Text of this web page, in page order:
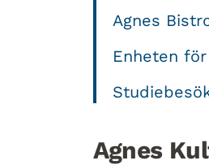
Agnes
Enheten
Agnes